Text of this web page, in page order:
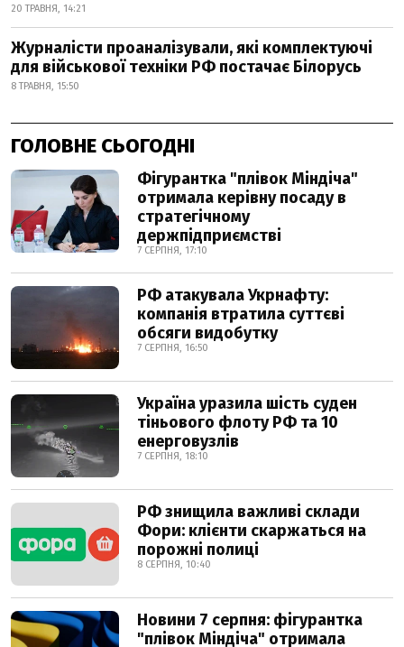
20 ТРАВНЯ, 14:21
Журналісти проаналізували, які комплектуючі
для військової техніки РФ постачає Білорусь
8 ТРАВНЯ, 15:50
ГОЛОВНЕ СЬОГОДНІ
Фігурантка "плівок Міндіча"
отримала керівну посаду в
стратегічному
держпідприємстві
7 СЕРПНЯ, 17:10
РФ атакувала Укрнафту:
компанія втратила суттєві
обсяги видобутку
7 СЕРПНЯ, 16:50
Україна уразила шість суден
тіньового флоту РФ та 10
енерговузлів
7 СЕРПНЯ, 18:10
РФ знищила важливі склади
Фори: клієнти скаржаться на
порожні полиці
8 СЕРПНЯ, 10:40
Новини 7 серпня: фігурантка
"плівок Міндіча" отримала